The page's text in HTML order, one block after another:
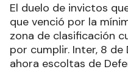
El duelo de invictos
que venció por la
zona de clasificación
por cumplir. Inter, 8
ahora escoltas de